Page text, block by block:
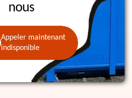
nous
Appeler maintenant
indisponible